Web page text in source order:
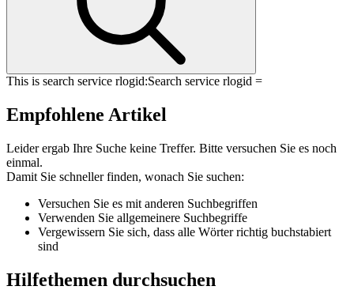
This is search service rlogid:Search service rlogid =
Empfohlene Artikel
Leider ergab Ihre Suche keine Treffer. Bitte versuchen Sie es noch
einmal.
Damit Sie schneller finden, wonach Sie suchen:
Versuchen Sie es mit anderen Suchbegriffen
Verwenden Sie allgemeinere Suchbegriffe
Vergewissern Sie sich, dass alle Wörter richtig buchstabiert
sind
Hilfethemen durchsuchen